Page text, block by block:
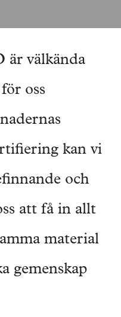
välkända
oss
kan vi
och
att få in allt
material
gemenskap